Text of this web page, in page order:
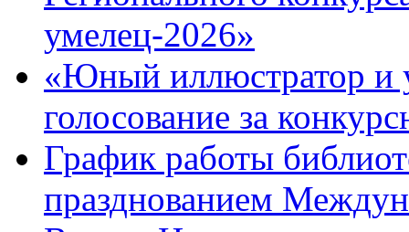
умелец-2026»
«Юный иллюстратор и
голосование за
График работы
празднованием